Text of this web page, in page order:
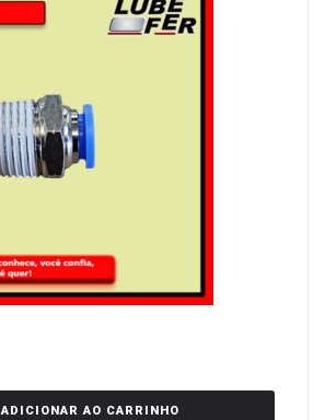
ADICIONAR AO CARRINHO